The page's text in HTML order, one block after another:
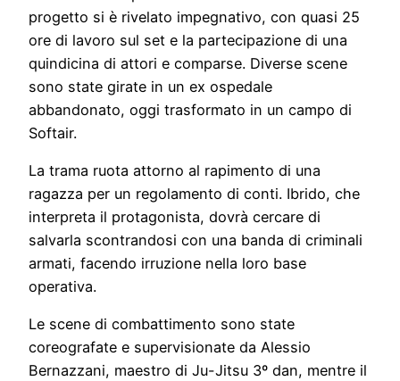
progetto si è rivelato impegnativo, con quasi 25
ore di lavoro sul set e la partecipazione di una
quindicina di attori e comparse. Diverse scene
sono state girate in un ex ospedale
abbandonato, oggi trasformato in un campo di
Softair.
La trama ruota attorno al rapimento di una
ragazza per un regolamento di conti. Ibrido, che
interpreta il protagonista, dovrà cercare di
salvarla scontrandosi con una banda di criminali
armati, facendo irruzione nella loro base
operativa.
Le scene di combattimento sono state
coreografate e supervisionate da Alessio
Bernazzani, maestro di Ju-Jitsu 3º dan, mentre il